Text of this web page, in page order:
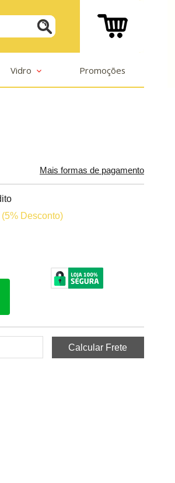
Vidro Promoções
Mais formas de pagamento
(5% Desconto)